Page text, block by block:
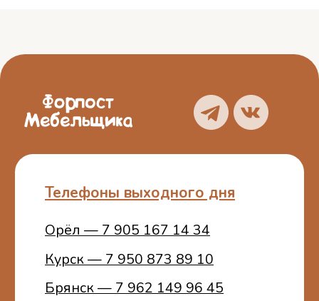
ИНН 773401457481
ИП Белошицкий С. А.